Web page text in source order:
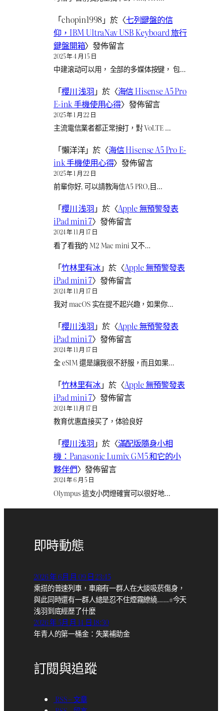
「chopin1998 」於〈七列鍵盤的信
仰，IBM UltraNav USB Keyboard 旅行
鍵盤開箱〉發佈留言
2025 年 4 月 15 日
中建滚动可以用， 全部的多媒体按键， 包…
「櫻川 浅羽 」於〈海信 Hisense A5 Pro
E-ink 手機使用心得〉發佈留言
2025 年 1 月 22 日
主流電信業者都正常接打，對 VoLTE …
「懶洋洋」於〈海信 Hisense A5 Pro E-
ink 手機使用心得〉發佈留言
2025 年 1 月 22 日
前輩你好, 可以請教海信A5 PRO,目…
「櫻川 浅羽 」於〈Apple 無預警發表
iPad mini 7〉發佈留言
2024 年 11 月 17 日
看了看我的 M2 Mac mini 又不…
「竹林里有冰」於〈Apple 無預警發表
iPad mini 7〉發佈留言
2024 年 11 月 17 日
我对 macOS 实在提不起兴趣，如果你…
「櫻川 浅羽 」於〈Apple 無預警發表
iPad mini 7〉發佈留言
2024 年 11 月 17 日
全 eSIM 還是讓我很不舒服，而且如果…
「竹林里有冰」於〈Apple 無預警發表
iPad mini 7〉發佈留言
2024 年 11 月 17 日
教育优惠直接买了，体验良好
「櫻川 浅羽 」於〈滿配版隨身小相
機：Panasonic Lumix GM5 和它的小
夥伴們〉發佈留言
2024 年 6 月 5 日
Olympus 這支小閃燈確實可以很好地…
即時動態
2026 年 6月 月 09 日 23:45
乘搭的普速列車，車廂有一群人在大談吸菸傷身，
與此同時還有一群人總是忍不住煙霧繚繞……#今天
浅羽到底經歷了什麼
2026 年 5月 月 14 日 18:30
年青人的第一桶金：失業補助金
訂閱與追蹤
RSS – 文章